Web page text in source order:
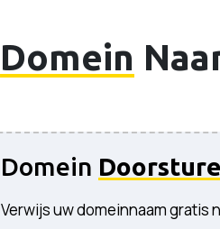
Domein
Domein
Verwijs uw domeinnaam gratis